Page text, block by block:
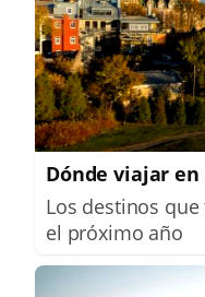
Dónde viajar en
Los destinos
el próximo año